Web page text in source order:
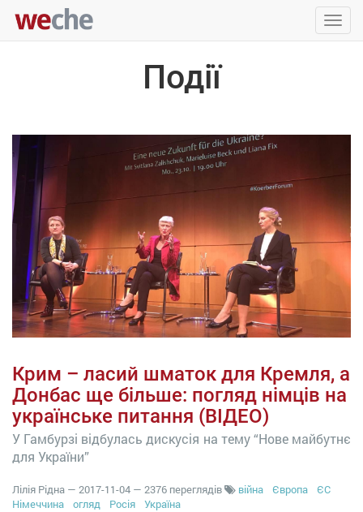
Події
Крим – ласий шматок для Кремля, а
Донбас ще більше: погляд німців на
українське питання (ВІДЕО)
У Гамбурзі відбулась дискусія на тему “Нове майбутнє
для України”
Лілія Рідна — 2017-11-04 — 2376 переглядів війна Європа
ЄС
Німеччина
огляд Росія Україна